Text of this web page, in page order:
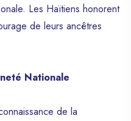
Les Haïtiens honorent
de leurs ancêtres
Nationale
de la